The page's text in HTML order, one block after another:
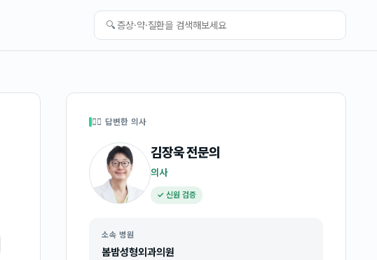
🔍
👩‍⚕️ 답변한 의사
김장욱전문의
의사
✓ 신원 검증
소속 병원
봄밤성형외과의원